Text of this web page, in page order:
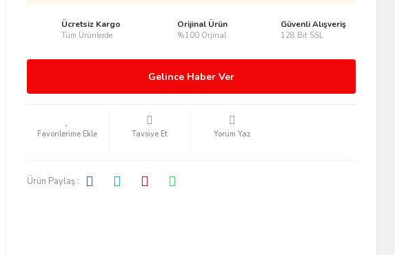
Ücretsiz Kargo
Tüm Ürünlerde
Orijinal Ürün
%100 Orjinal
Güvenli Alışveriş
128 Bit SSL
Gelince Haber Ver
Tavsiye Et Yorum Yaz
Ürün Paylaş :